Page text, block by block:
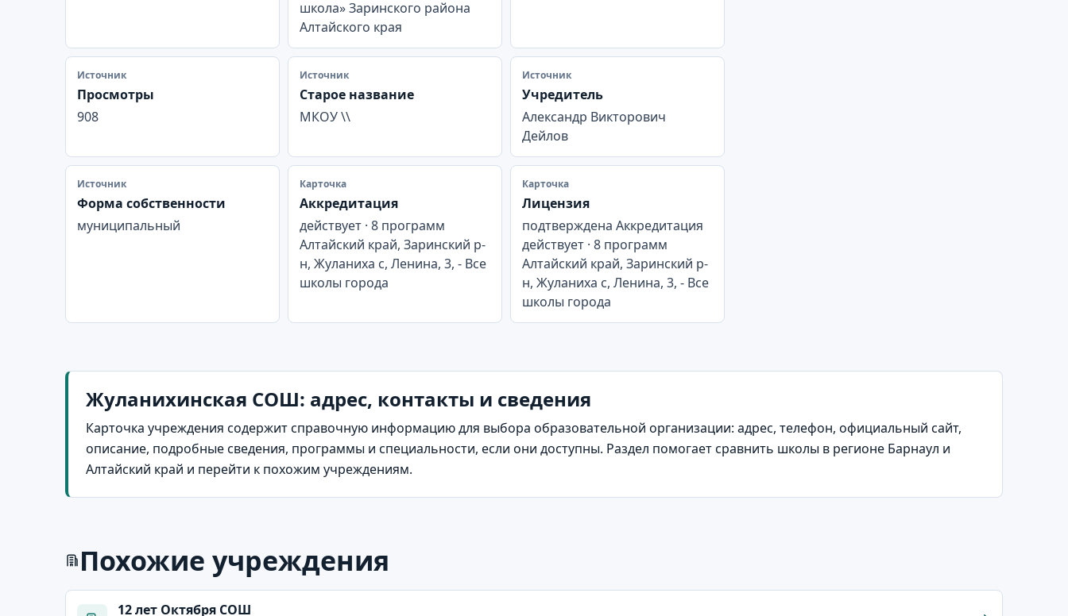
школа» Заринского района
Алтайского края
Источник
Просмотры
908
Источник
Старое название
МКОУ \\
Источник
Учредитель
Александр Викторович
Дейлов
Источник
Форма собственности
муниципальный
Карточка
Аккредитация
действует · 8 программ
Алтайский край, Заринский р-
н, Жуланиха с, Ленина, 3, - Все
школы города
Карточка
Лицензия
подтверждена Аккредитация
действует · 8 программ
Алтайский край, Заринский р-
н, Жуланиха с, Ленина, 3, - Все
школы города
Жуланихинская СОШ: адрес, контакты и сведения
Карточка учреждения содержит справочную информацию для выбора образовательной организации: адрес, телефон, официальный сайт,
описание, подробные сведения, программы и специальности, если они доступны. Раздел помогает сравнить школы в регионе Барнаул и
Алтайский край и перейти к похожим учреждениям.
Похожие учреждения
12 лет Октября СОШ